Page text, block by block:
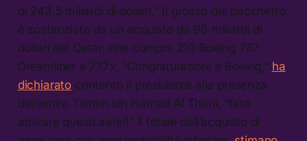
di 243,5 miliardi di dollari.” Il grosso del pacchetto
è sostanziato da un acquisto da 96 miliardi di
dollari del Qatar, che compra 210 Boeing 787
Dreamliner e 777x. “Congratulazioni a Boeing,” ha
dichiarato contento il presidente alla presenza
dell’emiro Tamim bin Hamad Al Thani, “fate
arrivare questi aerei!” Il totale dell’acquisto di